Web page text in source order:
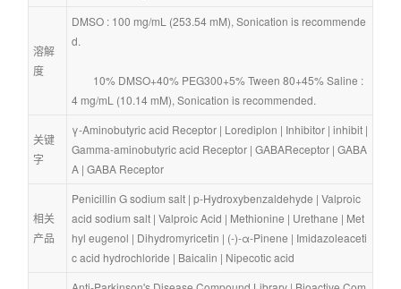
溶解
度
DMSO : 100 mg/mL (253.54 mM), Sonication is recommende
d.
4 mg/mL (10.14 mM), Sonication is recommended.
关键
字
γ-Aminobutyric acid Receptor | Lorediplon | Inhibitor | inhibit
Gamma-aminobutyric acid Receptor | GABAReceptor | GABA
A | GABA Receptor
相关
产品
Penicillin G sodium salt | p-Hydroxybenzaldehyde | Valproic
acid sodium salt | Valproic Acid | Methionine | Urethane | Met
hyl eugenol | Dihydromyricetin | (-)-α-Pinene | Imidazoleaceti
c acid hydrochloride | Baicalin | Nipecotic acid